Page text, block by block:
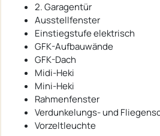
2. Garagentür
Ausstellfenster
Einstiegstufe elektrisch
GFK-Aufbauwände
GFK-Dach
Midi-Heki
Mini-Heki
Rahmenfenster
Verdunkelungs- und
Vorzeltleuchte